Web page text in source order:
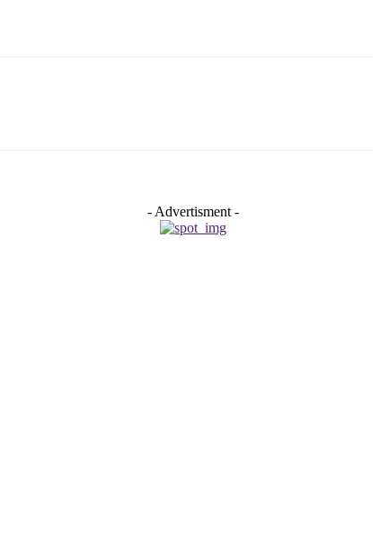
- Advertisment -